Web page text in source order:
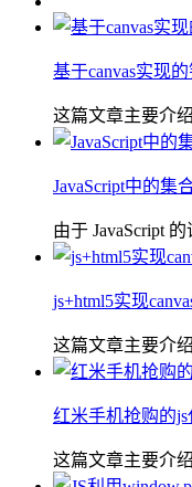
基于canvas实现
这篇文章主要介
JavaScript中的集
由于 JavaScript
js+html5实现
这篇文章主要介
红米手机抢购的js
这篇文章主要介